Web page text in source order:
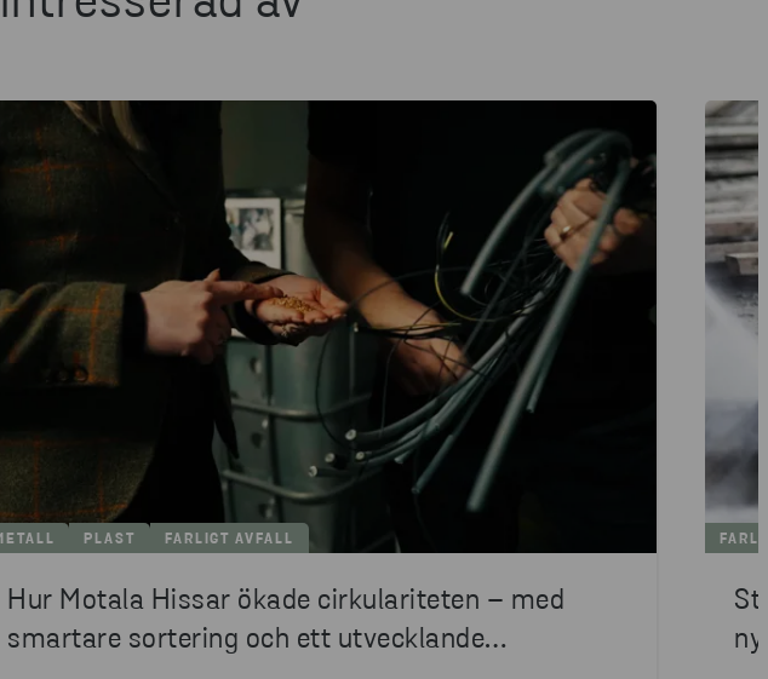
PLAST FARLIGT AVFALL
Hur Motala Hissar ökade cirkulariteten – med
smartare sortering och ett utvecklande